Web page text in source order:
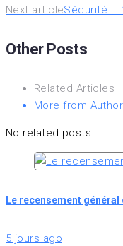
Next articleSécurité :
Other Posts
Related Articles
More from Author
No related posts.
Le recensement
5 jours ago